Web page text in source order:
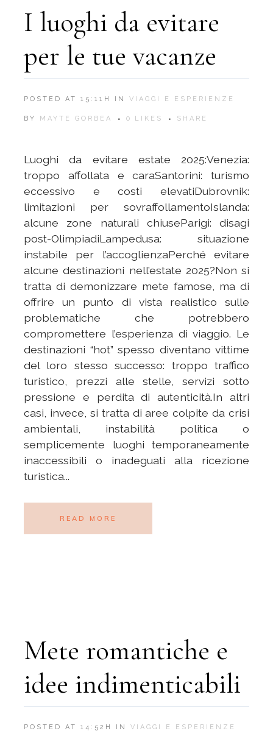
I luoghi da evitare
per le tue vacanze
POSTED AT 15:11H IN VIAGGI E ESPERIENZE
BY MAYTE GORBEA 0 LIKES SHARE
Luoghi da evitare estate 2025:Venezia:
troppo affollata e caraSantorini: turismo
eccessivo e costi elevatiDubrovnik:
limitazioni per sovraffollamentoIslanda:
alcune zone naturali chiuseParigi: disagi
post-OlimpiadiLampedusa: situazione
instabile per l’accoglienzaPerché evitare
alcune destinazioni nell’estate 2025?Non si
tratta di demonizzare mete famose, ma di
offrire un punto di vista realistico sulle
problematiche che potrebbero
compromettere l’esperienza di viaggio. Le
destinazioni “hot” spesso diventano vittime
del loro stesso successo: troppo traffico
turistico, prezzi alle stelle, servizi sotto
pressione e perdita di autenticità.In altri
casi, invece, si tratta di aree colpite da crisi
ambientali, instabilità politica o
semplicemente luoghi temporaneamente
inaccessibili o inadeguati alla ricezione
turistica...
READ MORE
Mete romantiche e
idee indimenticabili
POSTED AT 14:52H IN VIAGGI E ESPERIENZE